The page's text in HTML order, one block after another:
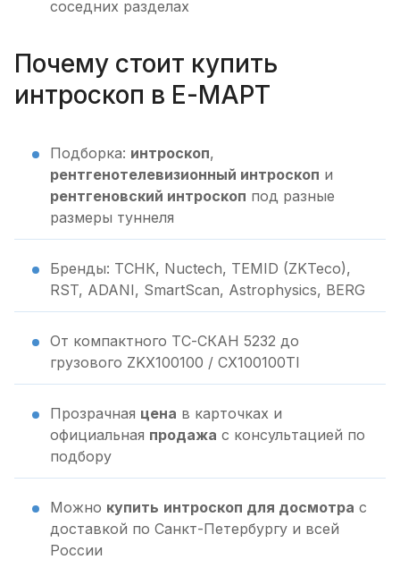
соседних разделах
Почему стоит купить
интроскоп в Е-МАРТ
Подборка: интроскоп,
рентгенотелевизионный интроскоп и
рентгеновский интроскоп под разные
размеры туннеля
Бренды: ТСНК, Nuctech, TEMID (ZKTeco),
RST, ADANI, SmartScan, Astrophysics, BERG
От компактного ТС-СКАН 5232 до
грузового ZKX100100 / CX100100TI
Прозрачная цена в карточках и
официальная продажа с консультацией по
подбору
Можно купить интроскоп для досмотра с
доставкой по Санкт-Петербургу и всей
России